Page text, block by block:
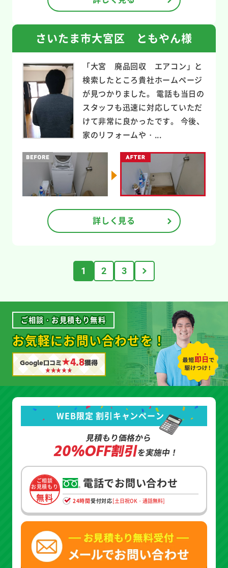
さいたま市大宮区 ともやん様
「大宮 廃品回収 エアコン」と
検索したところ貴社ホームページ
が見つかりました。 電話も当日の
スタッフも迅速に対応していただ
けて非常に良かったです。 今後、
家のリフォームや・...
詳しく見る
1 2 3
ご相談・お見積もり無料
お気軽にお問い合わせを！
Google口コミ★4.8獲得
WEB限定 割引キャンペーン
見積もり価格から
20%OFF割引を実施中！
ご相談
お見積もり
無料
電話でお問い合わせ
24時間受付対応[土日祝OK・通話無料]